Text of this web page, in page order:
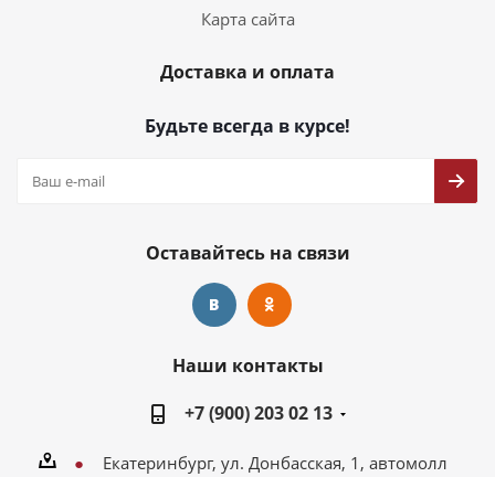
Карта сайта
Доставка и оплата
Будьте всегда в курсе!
Оставайтесь на связи
Наши контакты
+7 (900) 203 02 13
Екатеринбург, ул. Донбасская, 1, автомолл